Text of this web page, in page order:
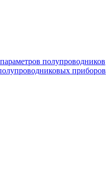
полупроводников
приборов